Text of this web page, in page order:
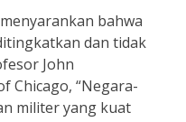
bahwa
dan tidak
John
Chicago, “Negara-
militer yang kuat